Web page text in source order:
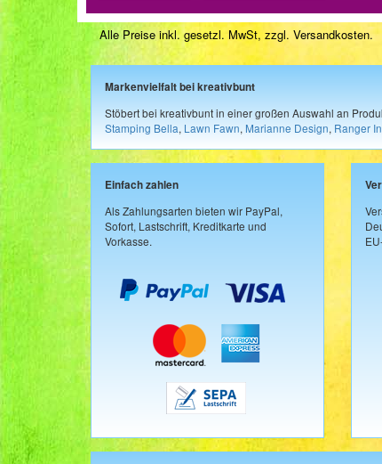
Alle Preise inkl. gesetzl. MwSt, zzgl. Versandkosten.
Markenvielfalt bei kreativbunt
Stöbert bei kreativbunt in einer großen Auswahl an
Stamping Bella, Lawn Fawn, Marianne Design, Ranger
Einfach zahlen
Als Zahlungsarten bieten wir PayPal,
Sofort, Lastschrift, Kreditkarte und
Vorkasse.